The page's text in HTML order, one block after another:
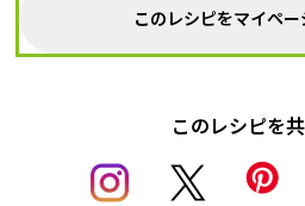
このレシピをマイペ
このレシピを